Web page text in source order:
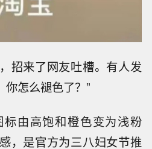
招来了网友吐槽。有人发
你怎么褪色了？”
由高饱和橙色变为浅粉
，是官方为三八妇女节推